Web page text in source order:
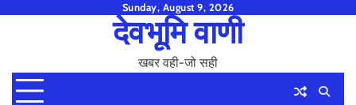
Sunday, August 9, 2026
देवभूमि वाणी
खबर वही-जो सही